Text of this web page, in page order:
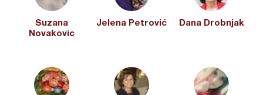
Suzana
Novakovic
Jelena Petrović Dana Drobnjak